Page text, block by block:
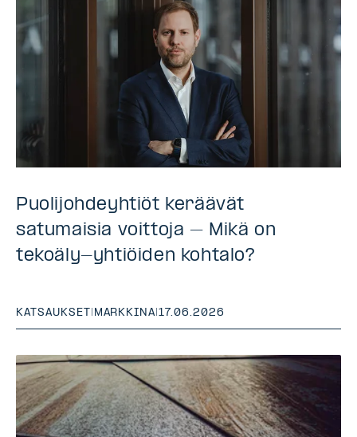
Puolijohdeyhtiöt keräävät
satumaisia voittoja – Mikä on
tekoäly-yhtiöiden kohtalo?
KATSAUKSET MARKKINA |17.06.2026